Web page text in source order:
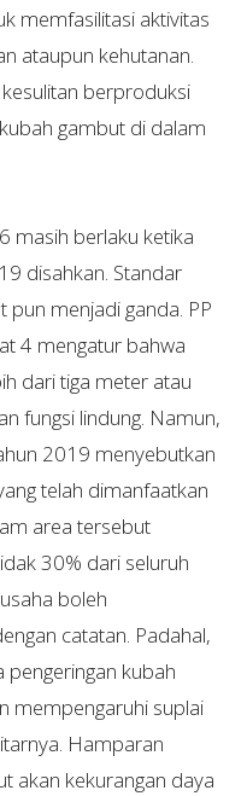
memfasilitasi aktivitas
ataupun kehutanan.
berproduksi
gambut di dalam
masih berlaku ketika
disahkan. Standar
menjadi ganda. PP
4 mengatur bahwa
dari tiga meter atau
fungsi lindung. Namun,
2019 menyebutkan
telah dimanfaatkan
area tersebut
30% dari seluruh
boleh
catatan. Padahal,
pengeringan kubah
mempengaruhi suplai
Hamparan
akan kekurangan daya